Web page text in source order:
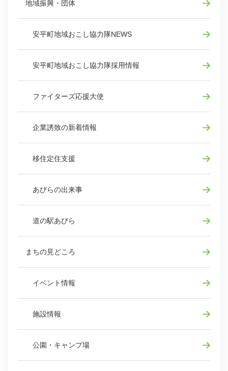
地域振興・団体
安平町地域おこし協力隊NEWS
安平町地域おこし協力隊採用情報
ファイターズ応援大使
企業誘致の新着情報
移住定住支援
あびらの出来事
道の駅あびら
まちの見どころ
イベント情報
施設情報
公園・キャンプ場